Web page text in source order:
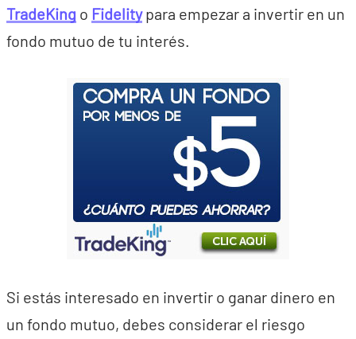
TradeKing o Fidelitypara empezar a invertir en un
fondo mutuo de tu interés.
Si estás interesado en invertir o ganar dinero en
un fondo mutuo, debes considerar el riesgo